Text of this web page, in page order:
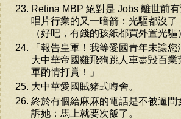
Retina MBP 絕對是 Jobs 離世前
唱片行業的又一暗箭：光驅都沒了
（好吧，有錢的孩紙都買外置光驅
「報告皇軍！我等愛國青年未讓
大中華帝國雞飛狗跳人車盡毀百業
軍酌情打賞！」
大中華愛國賊豬式晦舍。
終於有個給麻麻的電話是不被逼問
訴她：馬上就要次飯了。